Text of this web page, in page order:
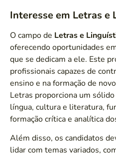
Interesse em Letras e
O campo de Letras e
oferecendo oportunidades
que se dedicam a ele. Este
profissionais capazes de
ensino e na formação de
Letras proporciona um
língua, cultura e literatura,
formação crítica e analítica
Além disso, os candidatos
lidar com temas variados,